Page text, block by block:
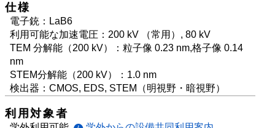
仕様
電子銃：LaB6
利用可能な加速電圧：200 kV （常用）, 80 kV
TEM 分解能（200 kV）：粒子像 0.23 nm,格子像 0.14
nm
STEM分解能（200 kV）：1.0 nm
検出器：CMOS, EDS, STEM（明視野・暗視野）
利用対象者